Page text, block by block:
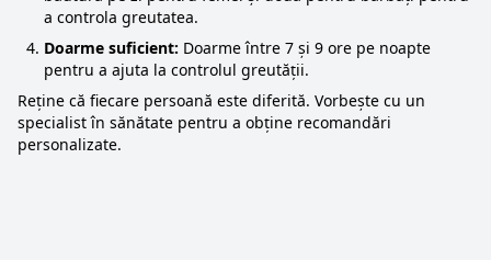
a controla greutatea.
Doarme suficient: Doarme între 7 și 9 ore pe noapte
pentru a ajuta la controlul greutății.
Reține că fiecare persoană este diferită. Vorbește cu un
specialist în sănătate pentru a obține recomandări
personalizate.